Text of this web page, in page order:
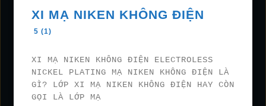
XI MẠ NIKEN KHÔNG ĐIỆN
5 (1)
XI MẠ NIKEN KHÔNG ĐIỆN ELECTROLESS
NICKEL PLATING MẠ NIKEN KHÔNG ĐIỆN LÀ
GÌ? LỚP XI MẠ NIKEN KHÔNG ĐIỆN HAY CÒN
GỌI LÀ LỚP MẠ